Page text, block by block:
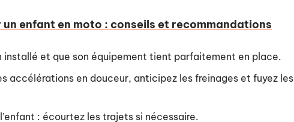
un enfant en moto : conseils et recommandations
installé et que son équipement tient parfaitement en place.
accélérations en douceur, anticipez les freinages et fuyez les
: écourtez les trajets si nécessaire.